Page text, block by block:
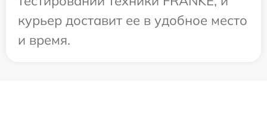
курьер доставит ее в удобное место
и время.